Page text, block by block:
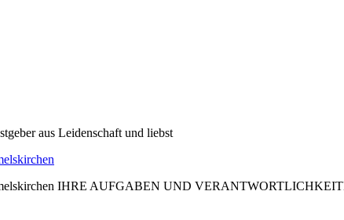
aus Leidenschaft und liebst
IHRE AUFGABEN UND